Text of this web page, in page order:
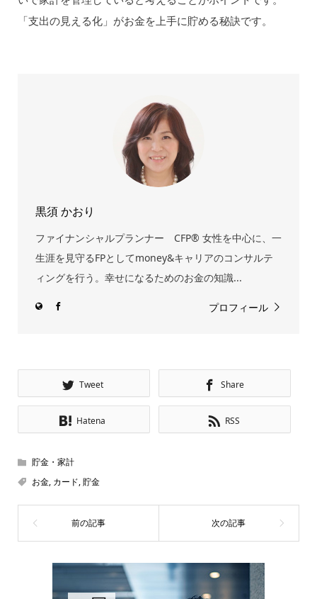
「支出の見える化」がお金を上手に貯める秘訣です。
黒須 かおり
ファイナンシャルプランナー CFP® 女性を中心に、一
生涯を見守るFPとしてmoney&キャリアのコンサルテ
ィングを行う。幸せになるためのお金の知識...
プロフィール
Tweet Share
Hatena RSS
貯金・家計
お金, カード,貯金